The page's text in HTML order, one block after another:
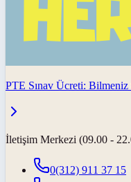
PTE Sınav Ücreti:
İletişim Merkezi (09.00 -
0(312) 911 37 15